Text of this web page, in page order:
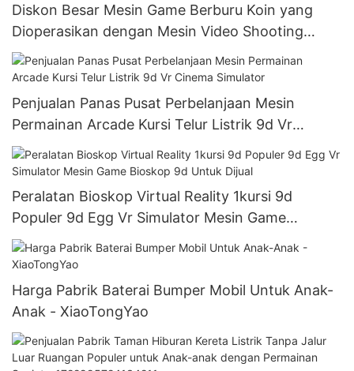
Diskon Besar Mesin Game Berburu Koin yang
Dioperasikan dengan Mesin Video Shooting
Arcade Game
Penjualan Panas Pusat Perbelanjaan Mesin
Permainan Arcade Kursi Telur Listrik 9d Vr
Cinema Simulator
Peralatan Bioskop Virtual Reality 1kursi 9d
Populer 9d Egg Vr Simulator Mesin Game
Bioskop 9d Untuk Dijual
Harga Pabrik Baterai Bumper Mobil Untuk Anak-
Anak - XiaoTongYao